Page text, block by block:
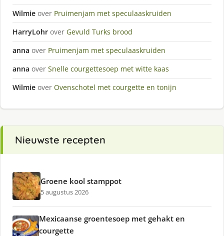
Wilmie over Pruimenjam met speculaaskruiden
HarryLohr over Gevuld Turks brood
anna over Pruimenjam met speculaaskruiden
anna over Snelle courgettesoep met witte kaas
Wilmie over Ovenschotel met courgette en tonijn
Nieuwste recepten
Groene kool stamppot
5 augustus 2026
Mexicaanse groentesoep met gehakt en
courgette